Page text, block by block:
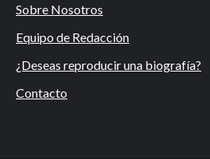
Sobre Nosotros
Equipo de Redacción
¿Deseas reproducir una biografía?
Contacto